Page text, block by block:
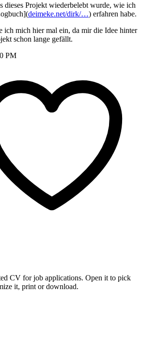
dieses Projekt wiederbelebt wurde, wie ich
deimeke.net/dirk/…) erfahren habe.
ich mich hier mal ein, da mir die Idee hinter
schon lange gefällt.
PM
CV for job applications. Open it to pick
it, print or download.